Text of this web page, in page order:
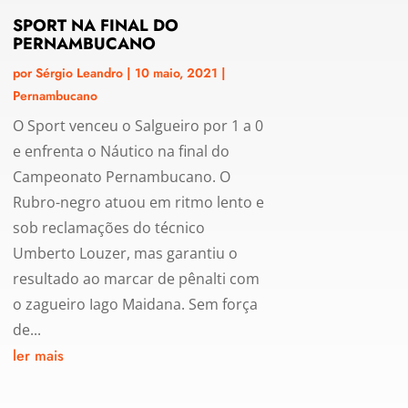
SPORT NA FINAL DO
PERNAMBUCANO
porSérgio Leandro| 10 maio, 2021 |
Pernambucano
O Sport venceu o Salgueiro por 1 a 0
e enfrenta o Náutico na final do
Campeonato Pernambucano. O
Rubro-negro atuou em ritmo lento e
sob reclamações do técnico
Umberto Louzer, mas garantiu o
resultado ao marcar de pênalti com
o zagueiro Iago Maidana. Sem força
de...
ler mais